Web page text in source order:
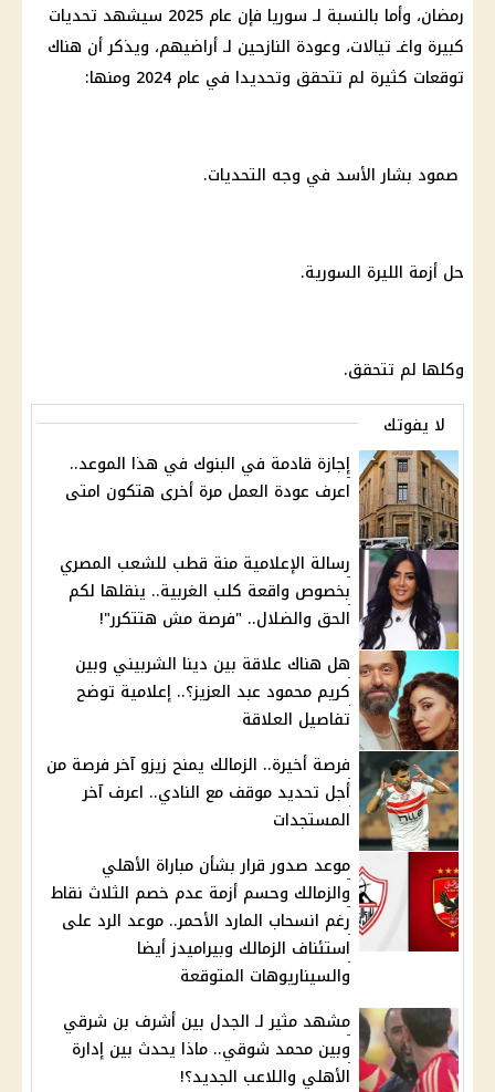
رمضان، وأما بالنسبة لـ سوريا
فإن عام 2025 سيشهد تحديات
كبيرة واغـ تيالات، وعودة النازحين لـ أراضيهم، ويذكر أن هناك
توقعات كثيرة لم تتحقق وتحديدا في عام 2024 ومنها:
صمود بشار الأسد في وجه التحديات.
حل أزمة الليرة السورية.
وكلها لم تتحقق.
لا يفوتك
إجازة قادمة في البنوك في هذا الموعد..
اعرف عودة العمل مرة أخرى هتكون امتى
رسالة الإعلامية منة قطب للشعب المصري
بخصوص واقعة كلب الغربية.. ينقلها لكم
الحق والضلال.. "فرصة مش هتتكرر"!
هل هناك علاقة بين دينا الشربيني وبين
كريم محمود عبد العزيز؟.. إعلامية توضح
تفاصيل العلاقة
فرصة أخيرة.. الزمالك يمنح زيزو آخر فرصة من
أجل تحديد موقف مع النادي.. اعرف آخر
المستجدات
موعد صدور قرار بشأن مباراة الأهلي
والزمالك وحسم أزمة عدم خصم الثلاث نقاط
رغم انسحاب المارد الأحمر.. موعد الرد على
استئناف الزمالك وبيراميدز أيضا
والسيناريوهات المتوقعة
مشهد مثير لـ الجدل بين أشرف بن شرقي
وبين محمد شوقي.. ماذا يحدث بين إدارة
الأهلي واللاعب الجديد؟!